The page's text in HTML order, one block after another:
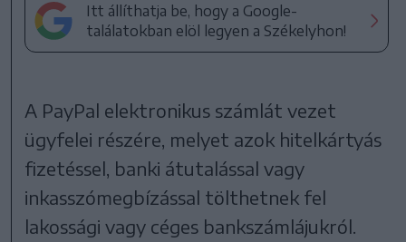
Itt állíthatja be, hogy a Google-
találatokban elöl legyen a Székelyhon!
A PayPal elektronikus számlát vezet
ügyfelei részére, melyet azok hitelkártyás
fizetéssel, banki átutalással vagy
inkasszómegbízással tölthetnek fel
lakossági vagy céges bankszámlájukról.